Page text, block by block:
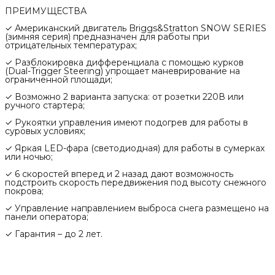
ПРЕИМУЩЕСТВА
✓ Американский двигатель Briggs&Stratton SNOW SERIES
(зимняя серия) предназначен для работы при
отрицательных температурах;
✓ Разблокировка дифференциала с помощью курков
(Dual-Trigger Steering) упрощает маневрирование на
ограниченной площади;
✓ Возможно 2 варианта запуска: от розетки 220В или
ручного стартера;
✓ Рукоятки управления имеют подогрев для работы в
суровых условиях;
✓ Яркая LED-фара (светодиодная) для работы в сумерках
или ночью;
✓ 6 скоростей вперед и 2 назад дают возможность
подстроить скорость передвижения под высоту снежного
покрова;
✓ Управление направлением выброса снега размещено на
панели оператора;
✓ Гарантия – до 2 лет.